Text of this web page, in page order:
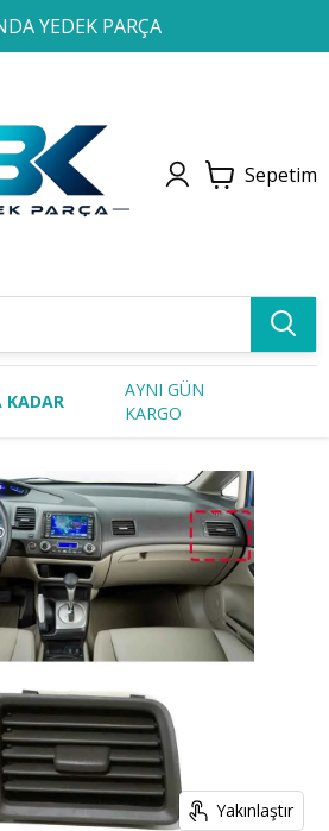
YEDEK PARÇA
1 2 3 4
Sepetim
KADAR
AYNI GÜN
KARGO
Yakınlaştır